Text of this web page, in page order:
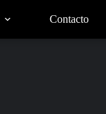
Contacto